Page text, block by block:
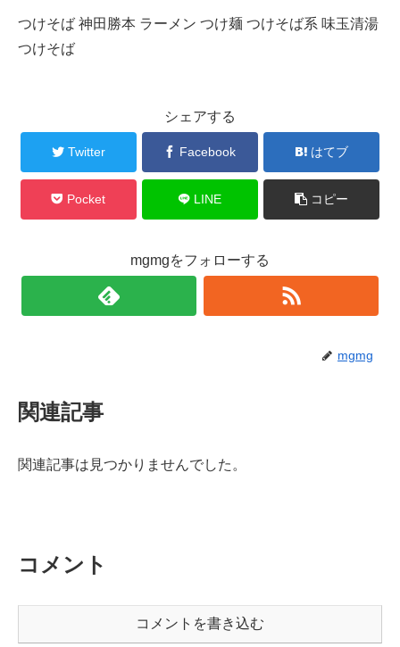
つけそば 神田勝本 ラーメン つけ麺 つけそば系 味玉清湯
つけそば
シェアする
Twitter Facebook はてブ
Pocket LINE コピー
mgmgをフォローする
mgmg
関連記事
関連記事は見つかりませんでした。
コメント
コメントを書き込む